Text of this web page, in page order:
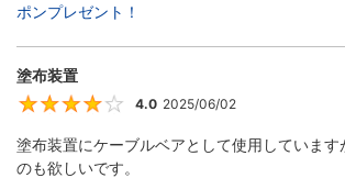
ポンプレゼント！
塗布装置
4
4.0 2025/06/02
塗布装置にケーブルベアとして使用しています
のも欲しいです。